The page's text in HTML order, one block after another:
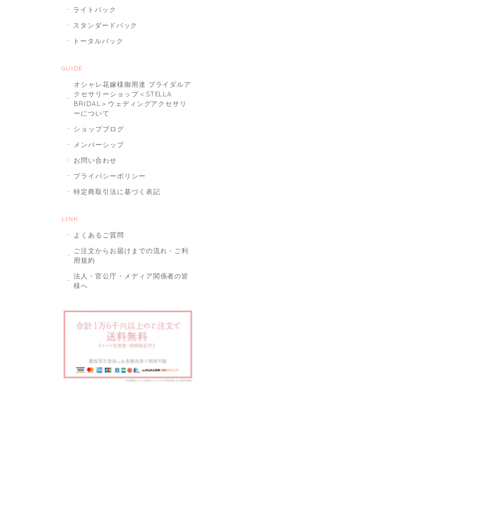
ライトパック
スタンダードパック
トータルパック
GUIDE
オシャレ花嫁様御用達 ブライダルア
クセサリーショップ＜STELLA
BRIDAL＞ウェディングアクセサリ
ーについて
ショップブログ
メンバーシップ
お問い合わせ
プライバシーポリシー
特定商取引法に基づく表記
LINK
よくあるご質問
ご注文からお届けまでの流れ・ご利
用規約
法人・官公庁・メディア関係者の皆
様へ